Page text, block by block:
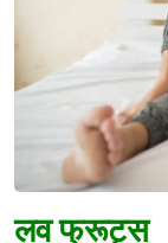
लव फ्रूट्स